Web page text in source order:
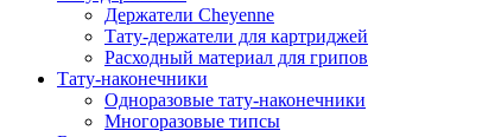
Держатели Cheyenne
Тату-держатели для картриджей
Расходный материал для грипов
Тату-наконечники
Одноразовые тату-наконечники
Многоразовые типсы